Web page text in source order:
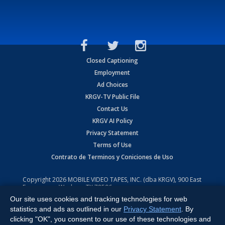
Closed Captioning
Employment
Ad Choices
KRGV-TV Public File
Contact Us
KRGV AI Policy
Privacy Statement
Terms of Use
Contrato de Terminos y Coniciones de Uso
Copyright2026 MOBILE VIDEO TAPES, INC. (dba KRGV), 900 East
Expressway, Weslaco, TX 78596.
All Rights Reserved. Powered by:Ruby Shore Software
Our site uses cookies and tracking technologies for web
statistics and ads as outlined in our Privacy Statement . By
clicking "OK", you consent to our use of these technologies and